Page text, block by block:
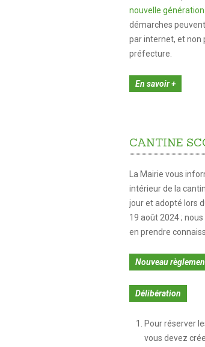
nouvelle génération
démarches
par internet, et non
préfecture.
En savoir +
CANTINE
La Mairie vous
intérieur de la
jour et adopté lors
19 août 2024 ;
en prendre
Nouveau
Délibération
Pour réserver
vous devez